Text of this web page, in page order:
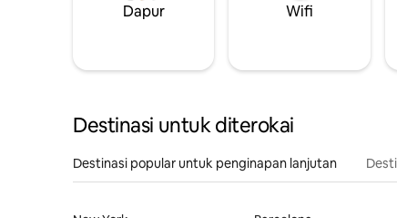
Dapur Wifi
Destinasi untuk diterokai
Destinasi popular untuk penginapan lanjutan